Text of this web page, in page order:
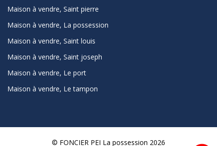
Maison à vendre, Saint pierre
Maison à vendre, La possession
Maison à vendre, Saint louis
Maison à vendre, Saint joseph
Maison à vendre, Le port
Maison à vendre, Le tampon
© FONCIER PEI La possession 2026